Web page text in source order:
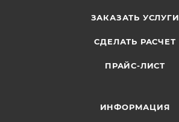
ЗАКАЗАТЬ УСЛУГИ
СДЕЛАТЬ РАСЧЕТ
ПРАЙС-ЛИСТ
ИНФОРМАЦИЯ